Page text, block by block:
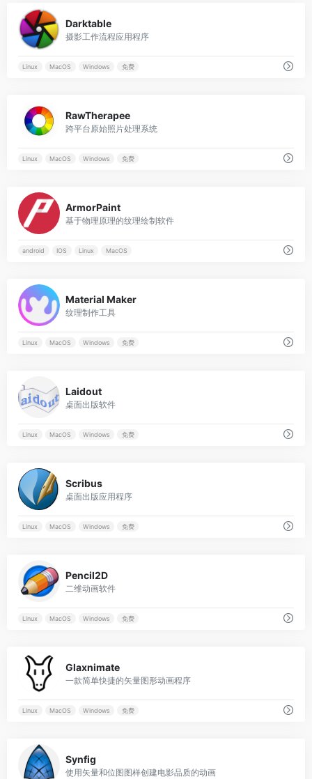
Darktable
摄影工作流程应用程序
Linux MacOS Windows 免费
RawTherapee
跨平台原始照片处理系统
Linux MacOS Windows 免费
ArmorPaint
基于物理原理的纹理绘制软件
android IOS Linux MacOS
Material Maker
纹理制作工具
Linux MacOS Windows 免费
Laidout
桌面出版软件
Linux MacOS Windows 免费
Scribus
桌面出版应用程序
Linux MacOS Windows 免费
Pencil2D
二维动画软件
Linux MacOS Windows 免费
Glaxnimate
一款简单快捷的矢量图形动画程序
Linux MacOS Windows 免费
Synfig
使用矢量和位图图样创建电影品质的动画